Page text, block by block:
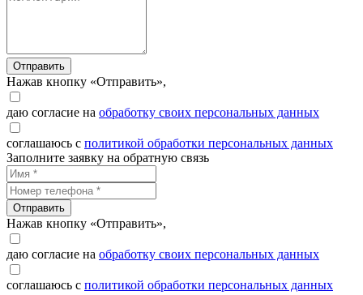
Отправить
Нажав кнопку «Отправить»,
даю согласие на обработку своих персональных данных
соглашаюсь с политикой обработки персональных данных
Заполните заявку на обратную связь
Отправить
Нажав кнопку «Отправить»,
даю согласие на обработку своих персональных данных
соглашаюсь с политикой обработки персональных данных